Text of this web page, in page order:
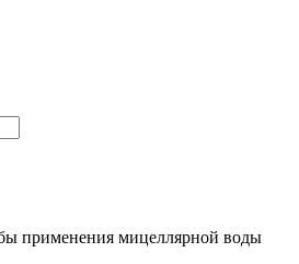
применения мицеллярной воды